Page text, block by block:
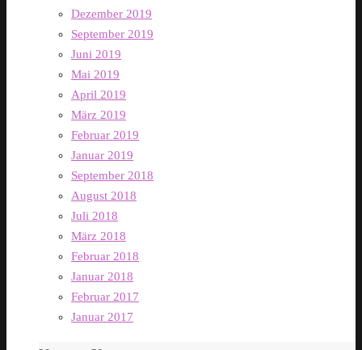
Dezember 2019
September 2019
Juni 2019
Mai 2019
April 2019
März 2019
Februar 2019
Januar 2019
September 2018
August 2018
Juli 2018
März 2018
Februar 2018
Januar 2018
Februar 2017
Januar 2017